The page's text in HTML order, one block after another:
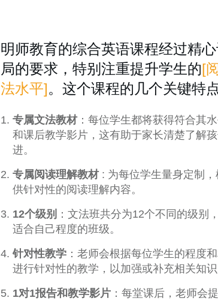
明师教育的综合英语课程经过精
局的要求，特别注重提升学生的[
法水平]。这个课程的几个关键特
专属文法教材：每位学生都将获得符合其
和课后教学影片，这有助于家长清楚了解
进。
专属阅读理解教材 : 为每位学生量身定制
供针对性的阅读理解内容。
12个级别 ：文法班共分为12个不同的级别
适合自己程度的班级。
针对性教学 ：老师会根据每位学生的程度
进行针对性的教学，以加强或补充相关知识
1对1报告和教学影片 ：每堂课后，老师会